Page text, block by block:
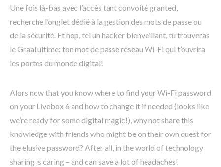
Une fois là-bas avec l’accès tant convoité granted,
recherche l’onglet dédié à la gestion des mots de passe ou
de la sécurité. Et hop, tel un hacker bienveillant, tu trouveras
le Graal ultime: ton mot de passe réseau Wi-Fi qui t’ouvrira
les portes du monde digital!
Alors now that you know where to find your Wi-Fi password
on your Livebox 6 and how to change it if needed (looks like
we’re ready for some digital magic!), why not share this
knowledge with friends who might be on their own quest for
the elusive password? After all, in the world of technology
sharing is caring – and can save a lot of headaches!